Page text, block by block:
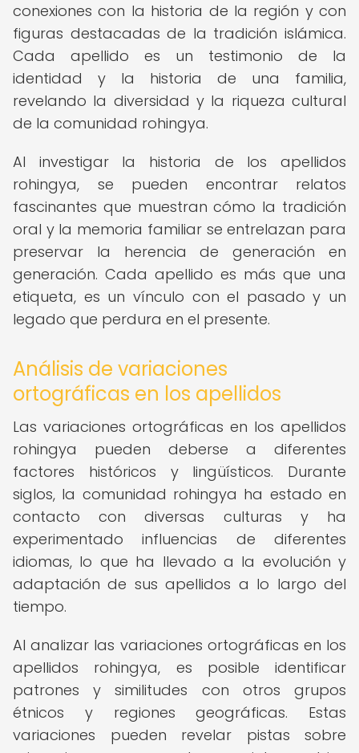
conexiones con la historia de la región y con
figuras destacadas de la tradición islámica.
Cada apellido es un testimonio de la
identidad y la historia de una familia,
revelando la diversidad y la riqueza cultural
de la comunidad rohingya.
Al investigar la historia de los apellidos
rohingya, se pueden encontrar relatos
fascinantes que muestran cómo la tradición
oral y la memoria familiar se entrelazan para
preservar la herencia de generación en
generación. Cada apellido es más que una
etiqueta, es un vínculo con el pasado y un
legado que perdura en el presente.
Análisis de variaciones
ortográficas en los apellidos
Las variaciones ortográficas en los apellidos
rohingya pueden deberse a diferentes
factores históricos y lingüísticos. Durante
siglos, la comunidad rohingya ha estado en
contacto con diversas culturas y ha
experimentado influencias de diferentes
idiomas, lo que ha llevado a la evolución y
adaptación de sus apellidos a lo largo del
tiempo.
Al analizar las variaciones ortográficas en los
apellidos rohingya, es posible identificar
patrones y similitudes con otros grupos
étnicos y regiones geográficas. Estas
variaciones pueden revelar pistas sobre